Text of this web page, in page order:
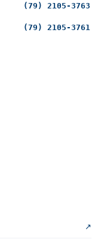
(79) 2105-3763
(79) 2105-3761
↗